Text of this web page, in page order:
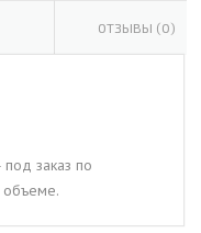
ОТЗЫВЫ (0)
заказ по